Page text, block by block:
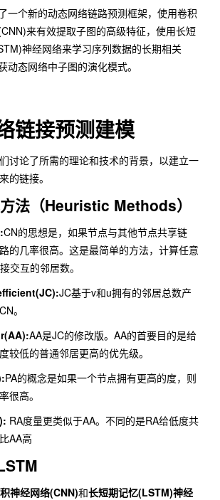
一个新的动态网络链路预测框架，使用卷积
来有效提取子图的高级特征，使用长短
神经网络来学习序列数据的长期相关
动态网络中子图的演化模式。
链接预测建模
讨论了所需的理论和技术的背景，以建立一
的链接。
法（Heuristic Methods）
CN的思想是，如果节点与其他节点共享链
的几率很高。这是最简单的方法，计算任意
交互的邻居数。
JC基于v和u拥有的邻居总数产
。
AA是JC的修改版。AA的首要目的是给
较低的普通邻居更高的优先级。
PA的概念是如果一个节点拥有更高的度，则
很高。
RA度量更类似于AA。不同的是RA给低度共
AA高
神经网络(CNN)和长短期记忆(LSTM)神经